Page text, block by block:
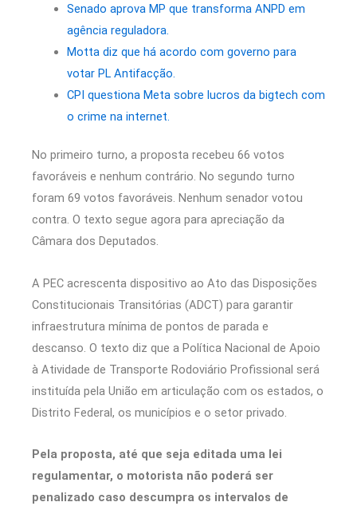
Senado aprova MP que transforma ANPD em
agência reguladora.
Motta diz que há acordo com governo para
votar PL Antifacção.
CPI questiona Meta sobre lucros da bigtech com
o crime na internet.
No primeiro turno, a proposta recebeu 66 votos
favoráveis e nenhum contrário. No segundo turno
foram 69 votos favoráveis. Nenhum senador votou
contra. O texto segue agora para apreciação da
Câmara dos Deputados.
A PEC acrescenta dispositivo ao Ato das Disposições
Constitucionais Transitórias (ADCT) para garantir
infraestrutura mínima de pontos de parada e
descanso. O texto diz que a Política Nacional de Apoio
à Atividade de Transporte Rodoviário Profissional será
instituída pela União em articulação com os estados, o
Distrito Federal, os municípios e o setor privado.
Pela proposta, até que seja editada uma lei
regulamentar, o motorista não poderá ser
penalizado caso descumpra os intervalos de